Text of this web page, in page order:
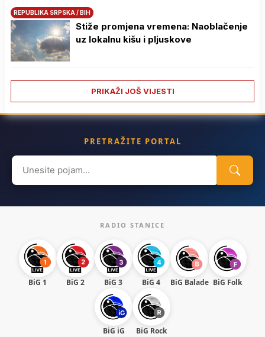
REPUBLIKA SRPSKA / BIH
Stiže promjena vremena: Naoblačenje
uz lokalnu kišu i pljuskove
PRIKAŽI JOŠ VIJESTI
PRETRAŽITE PORTAL
Search
for:
RADIO STANICE
BiG 1 BiG 2 BiG 3 BiG 4 BiG Balade BiG Folk
BiG iG BiG Rock